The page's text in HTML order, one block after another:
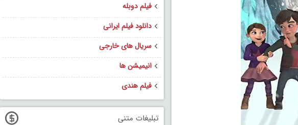
فیلم دوبله
دانلود فیلم ایرانی
سریال های خارجی
انیمیشن ها
فیلم هندی
تبلیغات متنی